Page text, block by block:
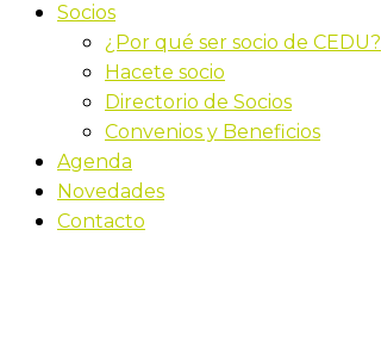
Socios
¿Por qué ser socio de CEDU?
Hacete socio
Directorio de Socios
Convenios y Beneficios
Agenda
Novedades
Contacto